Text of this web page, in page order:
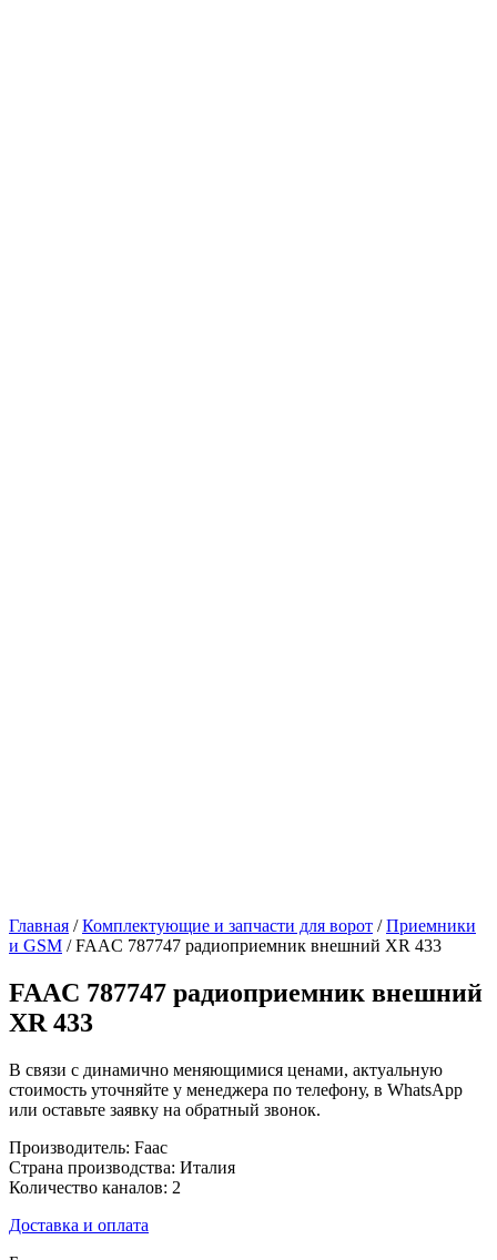
Главная /Комплектующие и запчасти для ворот /Приемники
и GSM / FAAC 787747 радиоприемник внешний XR 433
FAAC 787747 радиоприемник внешний
XR 433
В связи с динамично меняющимися ценами, актуальную
стоимость уточняйте у менеджера по телефону, в WhatsApp
или оставьте заявку на обратный звонок.
Производитель: Faac
Страна производства: Италия
Количество каналов: 2
Доставка и оплата